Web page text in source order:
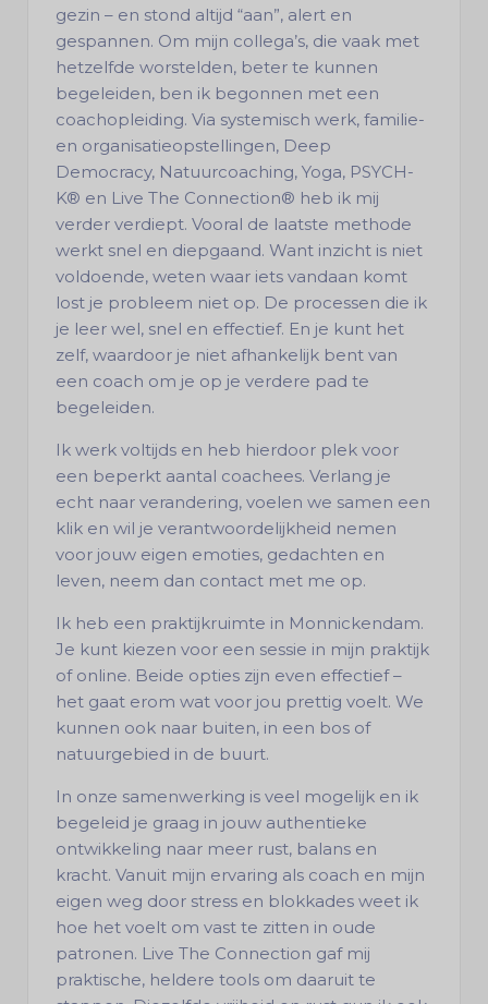
gezin – en stond altijd “aan”, alert en
gespannen. Om mijn collega’s, die vaak met
hetzelfde worstelden, beter te kunnen
begeleiden, ben ik begonnen met een
coachopleiding. Via systemisch werk, familie-
en organisatieopstellingen, Deep
Democracy, Natuurcoaching, Yoga, PSYCH-
K® en Live The Connection® heb ik mij
verder verdiept. Vooral de laatste methode
werkt snel en diepgaand. Want inzicht is niet
voldoende, weten waar iets vandaan komt
lost je probleem niet op. De processen die ik
je leer wel, snel en effectief. En je kunt het
zelf, waardoor je niet afhankelijk bent van
een coach om je op je verdere pad te
begeleiden.
Ik werk voltijds en heb hierdoor plek voor
een beperkt aantal coachees. Verlang je
echt naar verandering, voelen we samen een
klik en wil je verantwoordelijkheid nemen
voor jouw eigen emoties, gedachten en
leven, neem dan contact met me op.
Ik heb een praktijkruimte in Monnickendam.
Je kunt kiezen voor een sessie in mijn praktijk
of online. Beide opties zijn even effectief –
het gaat erom wat voor jou prettig voelt. We
kunnen ook naar buiten, in een bos of
natuurgebied in de buurt.
In onze samenwerking is veel mogelijk en ik
begeleid je graag in jouw authentieke
ontwikkeling naar meer rust, balans en
kracht. Vanuit mijn ervaring als coach en mijn
eigen weg door stress en blokkades weet ik
hoe het voelt om vast te zitten in oude
patronen. Live The Connection gaf mij
praktische, heldere tools om daaruit te